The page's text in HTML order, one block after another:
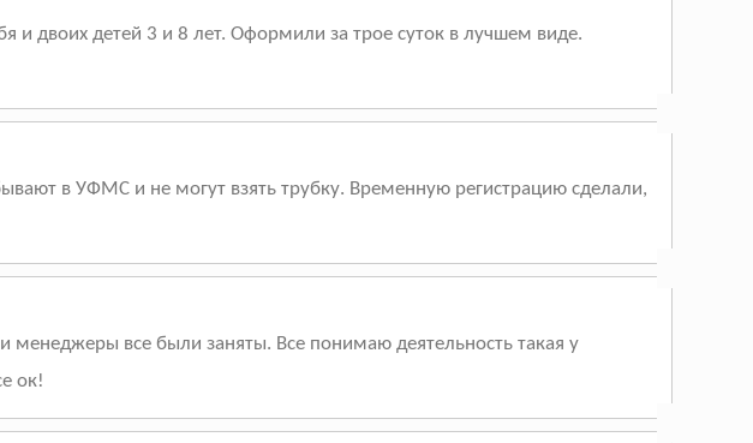
и двоих детей 3 и 8 лет. Оформили за трое суток в лучшем виде.
в УФМС и не могут взять трубку. Временную регистрацию сделали,
менеджеры все были заняты. Все понимаю деятельность такая у
ок!